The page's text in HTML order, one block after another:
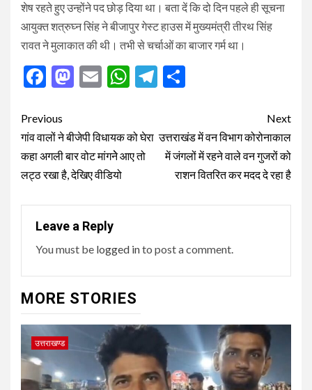
शेष रहते हुए उन्होंने पद छोड़ दिया था। बता दें कि दो दिन पहले ही सूचना
आयुक्त शत्रुघ्न सिंह ने बीजापुर गेस्ट हाउस में मुख्यमंत्री तीरथ सिंह
रावत ने मुलाकात की थी। तभी से चर्चाओं का बाजार गर्म था।
Facebook
Mastodon
EmailWhatsApp
Telegram
Post
navigation
Previous
गांव वालों ने बीजेपी विधायक को घेरा
कहा अगली बार वोट मांगनेे आए तो
लट्ठ रखा है, देखिए वीडियो
Next
उत्तराखंड में वन विभाग कोरोनाकाल
में जंगलों में रहने वाले वन गुजरों को
राशन वितरित कर मदद दे रहा है
Leave a Reply
You must be logged into post a comment.
MORE STORIES
उत्तराखण्ड